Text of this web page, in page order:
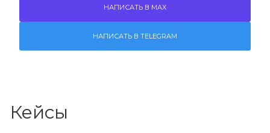
НАПИСАТЬ В MAX
НАПИСАТЬ В TELEGRAM
Кейсы